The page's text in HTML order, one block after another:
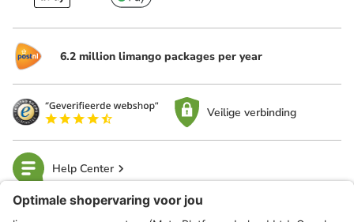
6.2 million limango packages per year
Veilige verbinding
Help Center